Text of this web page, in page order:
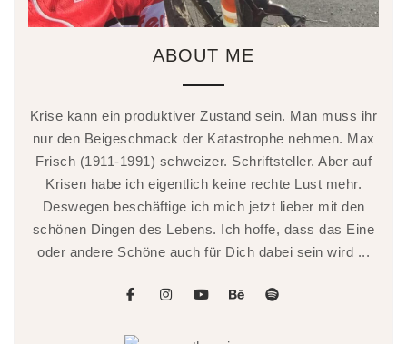
ABOUT ME
Krise kann ein produktiver Zustand sein. Man muss ihr
nur den Beigeschmack der Katastrophe nehmen. Max
Frisch (1911-1991) schweizer. Schriftsteller. Aber auf
Krisen habe ich eigentlich keine rechte Lust mehr.
Deswegen beschäftige ich mich jetzt lieber mit den
schönen Dingen des Lebens. Ich hoffe, dass das Eine
oder andere Schöne auch für Dich dabei sein wird ...